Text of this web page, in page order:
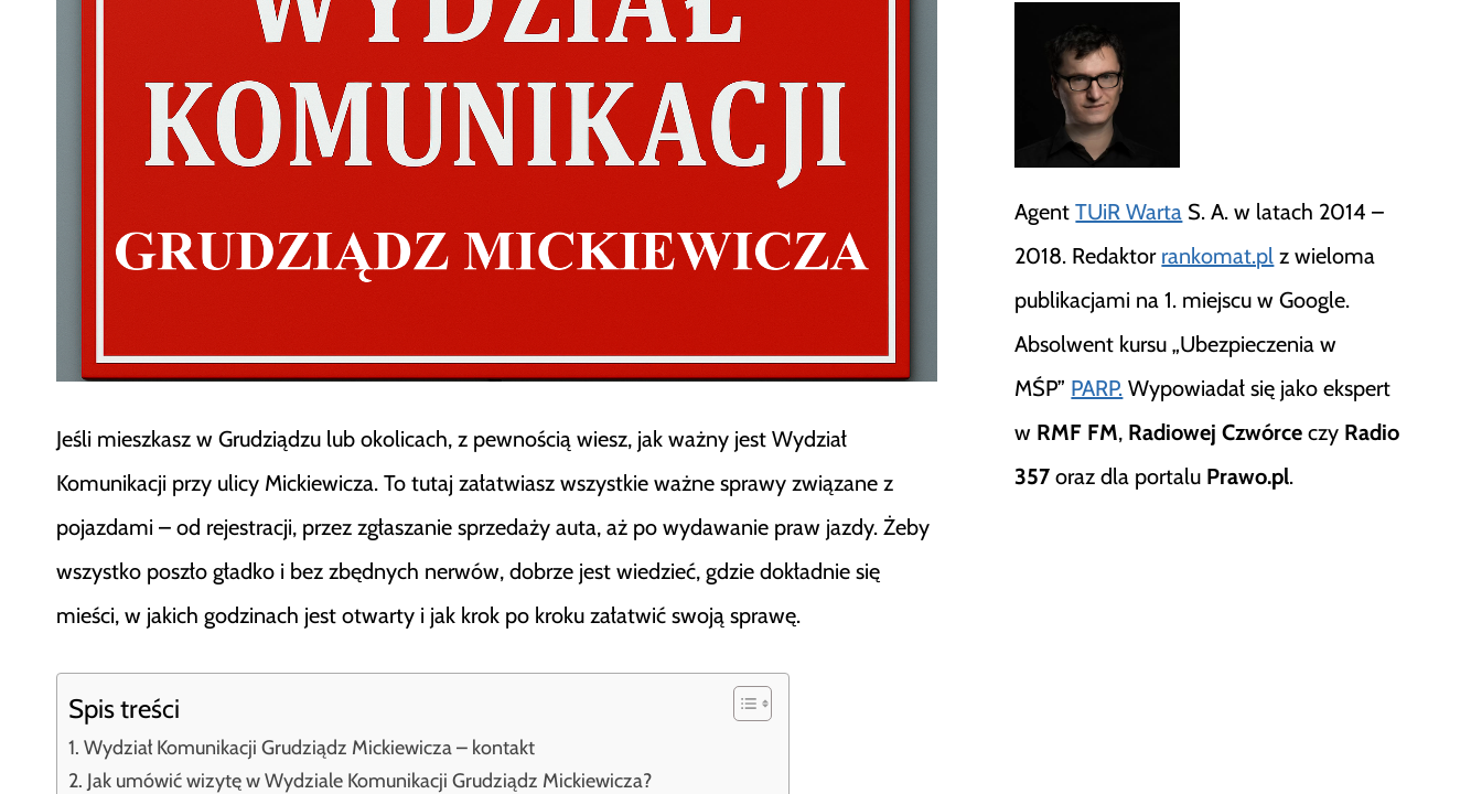
Jeśli mieszkasz w Grudziądzu lub okolicach, z pewnością wiesz, jak ważny jest Wydział
Komunikacji przy ulicy Mickiewicza. To tutaj załatwiasz wszystkie ważne sprawy związane z
pojazdami – od rejestracji, przez zgłaszanie sprzedaży auta, aż po wydawanie praw jazdy. Żeby
wszystko poszło gładko i bez zbędnych nerwów, dobrze jest wiedzieć, gdzie dokładnie się
mieści, w jakich godzinach jest otwarty i jak krok po kroku załatwić swoją sprawę.
Spis treści
Wydział Komunikacji Grudziądz Mickiewicza – kontakt
Jak umówić wizytę w Wydziale Komunikacji Grudziądz Mickiewicza?
AgentTUiR Warta S. A. w latach 2014 –
2018. Redaktor rankomat.pl z wieloma
publikacjami na 1. miejscu w Google.
Absolwent kursu „Ubezpieczenia w
MŚP” PARP. Wypowiadał się jako ekspert
w RMF FM, Radiowej Czwórce czy Radio
357 oraz dla portalu Prawo.pl.